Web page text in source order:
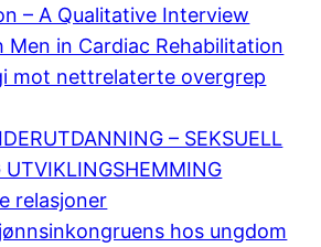
– A Qualitative Interview
Men in Cardiac Rehabilitation
mot nettrelaterte overgrep
– SEKSUELL
UTVIKLINGSHEMMING
relasjoner
hos ungdom